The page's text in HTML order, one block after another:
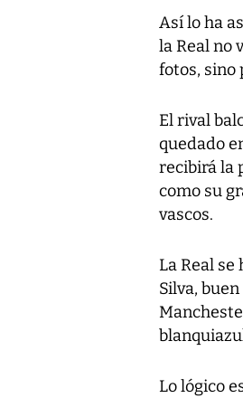
Así lo ha
la Real no
fotos, sino
El rival
quedado
recibirá la
como su
vascos.
La Real
Silva,
Lo lógico